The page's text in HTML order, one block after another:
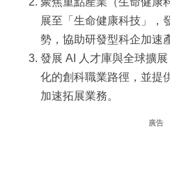
展至「生命健康科技」，
勢，協助研發型科企加速
發展 AI 人才庫與全球擴
化的創科職業路徑，並提
加速拓展業務。
廣告